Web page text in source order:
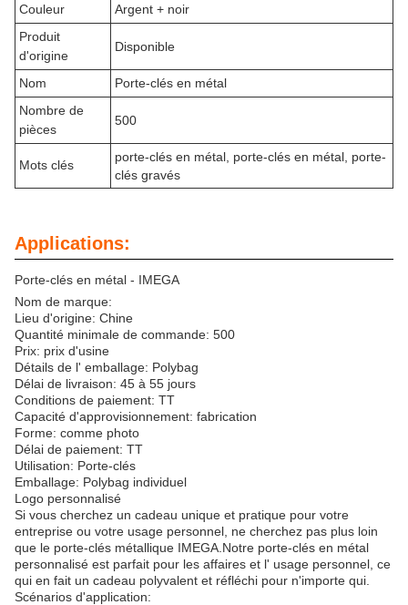
Couleur
Argent + noir
Produit
d'origine
Disponible
Nom
Porte-clés en métal
Nombre de
pièces
500
Mots clés
porte-clés en métal, porte-clés en métal, porte-
clés gravés
Applications:
Porte-clés en métal - IMEGA
Nom de marque:
Lieu d'origine: Chine
Quantité minimale de commande: 500
Prix: prix d'usine
Détails de l' emballage: Polybag
Délai de livraison: 45 à 55 jours
Conditions de paiement: TT
Capacité d'approvisionnement: fabrication
Forme: comme photo
Délai de paiement: TT
Utilisation: Porte-clés
Emballage: Polybag individuel
Logo personnalisé
Si vous cherchez un cadeau unique et pratique pour votre
entreprise ou votre usage personnel, ne cherchez pas plus loin
que le porte-clés métallique IMEGA.Notre porte-clés en métal
personnalisé est parfait pour les affaires et l' usage personnel, ce
qui en fait un cadeau polyvalent et réfléchi pour n'importe qui.
Scénarios d'application: